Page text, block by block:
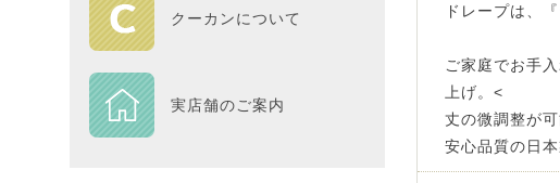
HOME
DESIGN LIFE
Piece
クーカンについて
実店舗のご案内
ドレープは、
ご家庭でお手
上げ。<
丈の微調整が
安心品質の日本